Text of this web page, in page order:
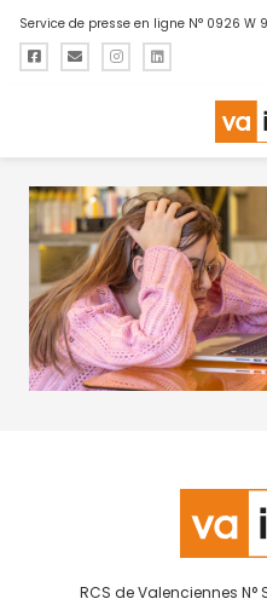
Service de presse en ligne N° 0926 W
RCS de Valenciennes N°